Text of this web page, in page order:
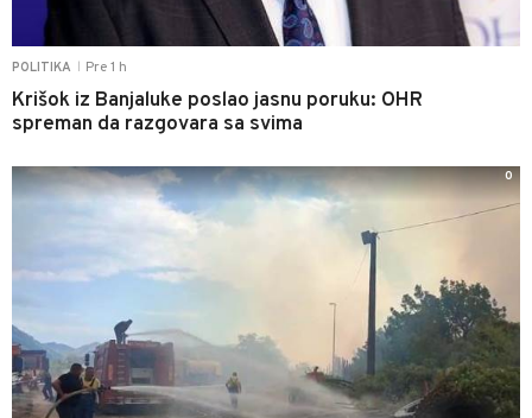
POLITIKA Pre 1 h
Krišok iz Banjaluke poslao jasnu poruku: OHR
spreman da razgovara sa svima
0